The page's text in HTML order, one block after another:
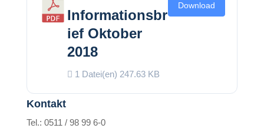
Informationsbr
ief Oktober
2018
1 Datei(en) 247.63 KB
Download
Kontakt
Tel.: 0511 / 98 99 6-0